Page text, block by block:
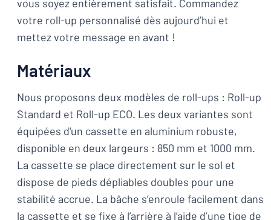
vous soyez entièrement satisfait. Commandez
votre roll-up personnalisé dès aujourd’hui et
mettez votre message en avant !
Matériaux
Nous proposons deux modèles de roll-ups : Roll-up
Standard et Roll-up ECO. Les deux variantes sont
équipées d'un cassette en aluminium robuste,
disponible en deux largeurs : 850 mm et 1000 mm.
La cassette se place directement sur le sol et
dispose de pieds dépliables doubles pour une
stabilité accrue. La bâche s’enroule facilement dans
la cassette et se fixe à l’arrière à l’aide d’une tige de